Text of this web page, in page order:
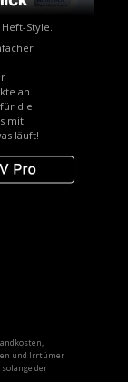
Style.
an.
die
mit
läuft!
und Irrtümer
der